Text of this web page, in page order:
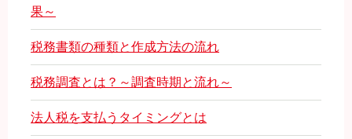
果～
税務書類の種類と作成方法の流れ
税務調査とは？～調査時期と流れ～
法人税を支払うタイミングとは